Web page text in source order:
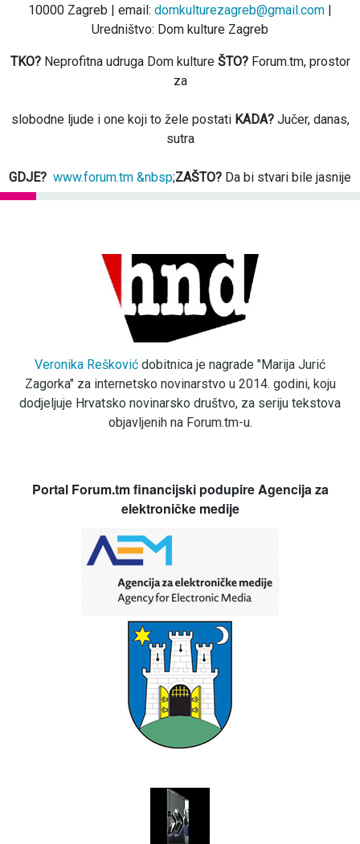
10000 Zagreb | email: domkulturezagreb@gmail.com
Uredništvo: Dom kulture Zagreb
TKO?Neprofitna udruga Dom kulture ŠTO?Forum.tm, prostor
za
slobodne ljude i one koji to žele postati KADA?Jučer, danas,
sutra
GDJE? www.forum.tm &nbsp;ZAŠTO? Da bi stvari bile jasnije
Veronika Rešković dobitnica je nagrade "Marija Jurić
Zagorka" za internetsko novinarstvo u 2014. godini, koju
dodjeljuje Hrvatsko novinarsko društvo, za seriju tekstova
objavljenih na Forum.tm-u.
Portal Forum.tm financijski podupire Agencija za
elektroničke medije